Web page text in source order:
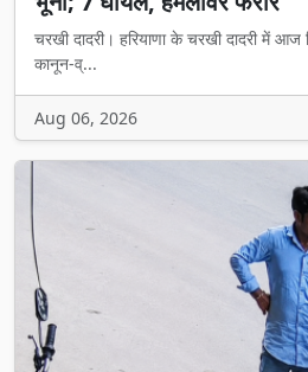
चरखी दादरी। हरियाणा के चरखी दादरी में आज
कानून-व्...
Aug 06, 2026